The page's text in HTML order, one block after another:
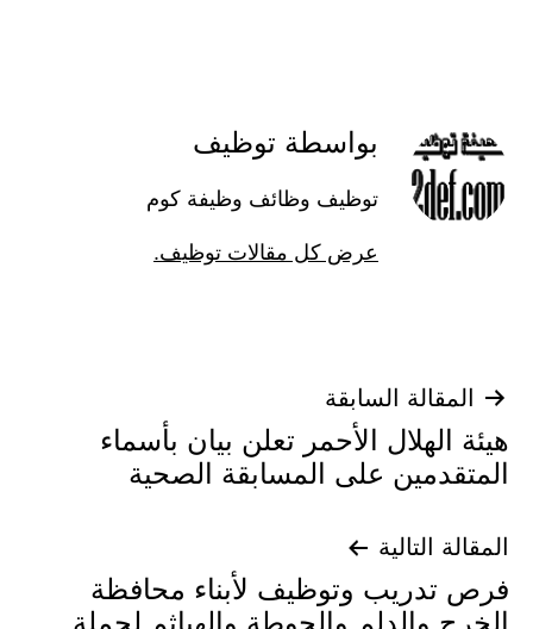
بواسطة توظيف
توظيف وظائف وظيفة كوم
عرض كل مقالات توظيف.
تصفّح
المقالات
المقالة السابقة
هيئة الهلال الأحمر تعلن بيان بأسماء
المتقدمين على المسابقة الصحية
المقالة التالية
فرص تدريب وتوظيف لأبناء محافظة